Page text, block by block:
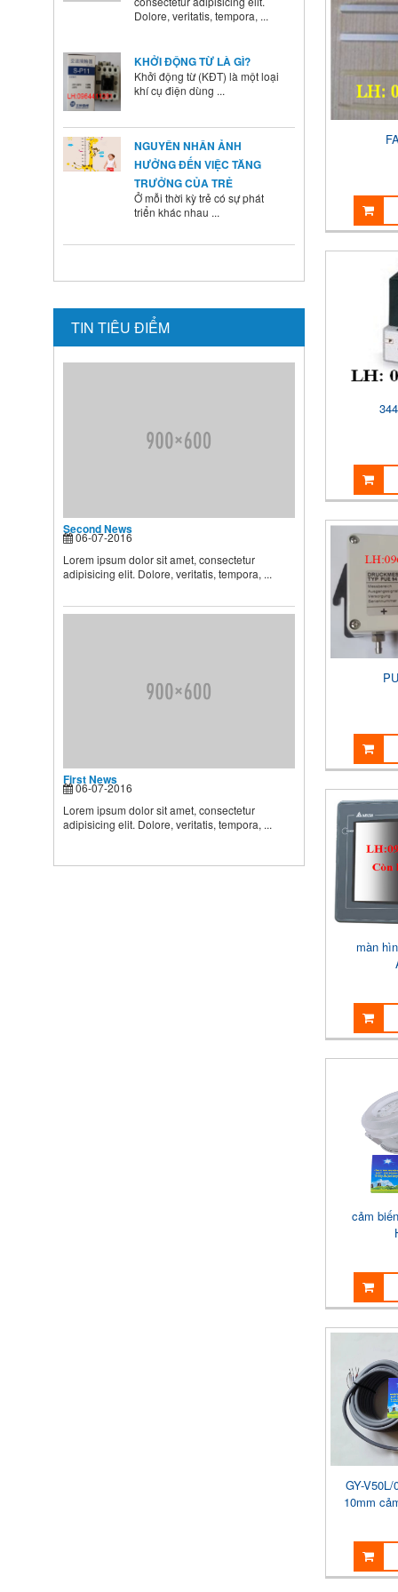
KHỞI ĐỘNG TỪ LÀ GÌ?
NGUYÊN NHÂN ẢNH
TRƯỞNG CỦA TRẺ
Ở mỗi thời kỳ trẻ có sự phát
triển khác nhau ...
BÍ QUYẾT SỬ DỤNG MEN VI
HƯỚNG DẪN CAI SỮA CHO
BÉ ĐÚNG CÁCH NHANH VÀ
TIN TIÊU ĐIỂM
Second News
06-07-2016
Lorem ipsum dolor sit amet, consectetur
adipisicing elit. Dolore, veritatis, tempora, ...
First News
06-07-2016
Lorem ipsum dolor sit amet, consectetur
adipisicing elit. Dolore, veritatis, tempora, ...
màn
cảm
GY-
10mm